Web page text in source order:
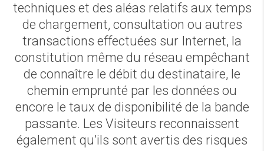
techniques et des aléas relatifs aux temps
de chargement, consultation ou autres
transactions effectuées sur Internet, la
constitution même du réseau empêchant
de connaître le débit du destinataire, le
chemin emprunté par les données ou
encore le taux de disponibilité de la bande
passante. Les Visiteurs reconnaissent
également qu’ils sont avertis des risques